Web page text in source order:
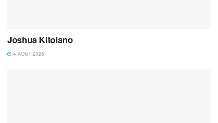
Joshua Kitolano
4 AOÛT 2026